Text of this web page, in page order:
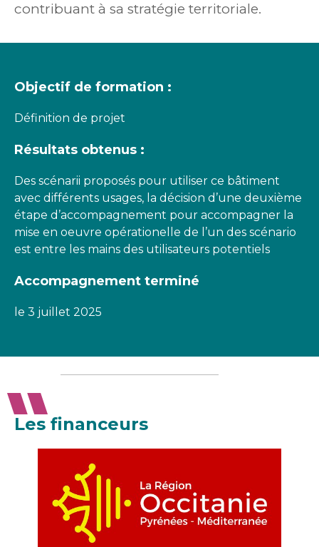
contribuant à sa stratégie territoriale.
Objectif de formation :
Définition de projet
Résultats obtenus :
Des scénarii proposés pour utiliser ce bâtiment
avec différents usages, la décision d’une deuxième
étape d’accompagnement pour accompagner la
mise en oeuvre opérationelle de l’un des scénario
est entre les mains des utilisateurs potentiels
Accompagnement terminé
le 3 juillet 2025
Les financeurs